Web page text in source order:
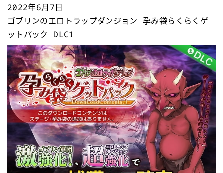
2022年6月7日
ゴブリンのエロトラップダンジョン 孕み袋らくらくゲ
ットパック DLC1